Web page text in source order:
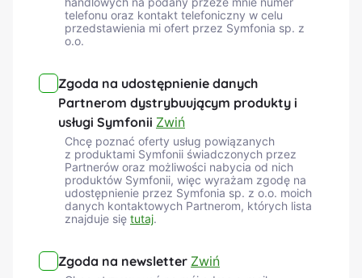
telefonu oraz kontakt telefoniczny w celu
przedstawienia mi ofert przez Symfonia sp. z
o.o.
danych
partnerom
Zgoda na udostępnienie danych
Partnerom dystrybuującym produkty i
usługi Symfonii Zwiń
Chcę poznać oferty usług powiązanych
z produktami Symfonii świadczonych przez
Partnerów oraz możliwości nabycia od nich
produktów Symfonii, więc wyrażam zgodę na
udostępnienie przez Symfonia sp. z o.o. moich
danych kontaktowych Partnerom, których lista
znajduje się tutaj.
newsletter
Zgoda na newsletter Zwiń